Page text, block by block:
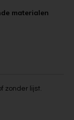
materialen
zonder lijst.